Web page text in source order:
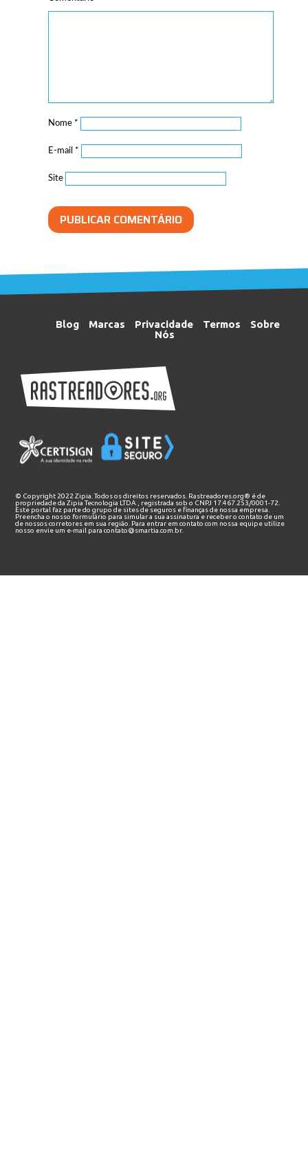
Nome *
E-mail *
Site
Blog Marcas Privacidade Termos
Sobre
Nós
© Copyright 2022 Zipia. Todos os direitos reservados. Rastreadores.org® é de
propriedade daZipia Tecnologia LTDA
, registrada sob o CNPJ 17.467.253/0001-72.
Este portal faz parte do grupo de sites de seguros e finanças de nossa empresa.
Preencha o nosso formulário para simular a sua assinatura e receber o contato de um
de nossos corretores em sua região. Para entrar em contato com nossa equipe utilize
nosso envie um e-mail paracontato@smartia.com.br.